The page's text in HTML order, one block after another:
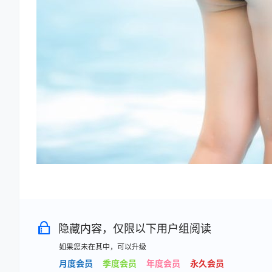
隐藏内容，仅限以下用户组阅读
如果您未在其中，可以升级
月度会员 季度会员 年度会员 永久会员